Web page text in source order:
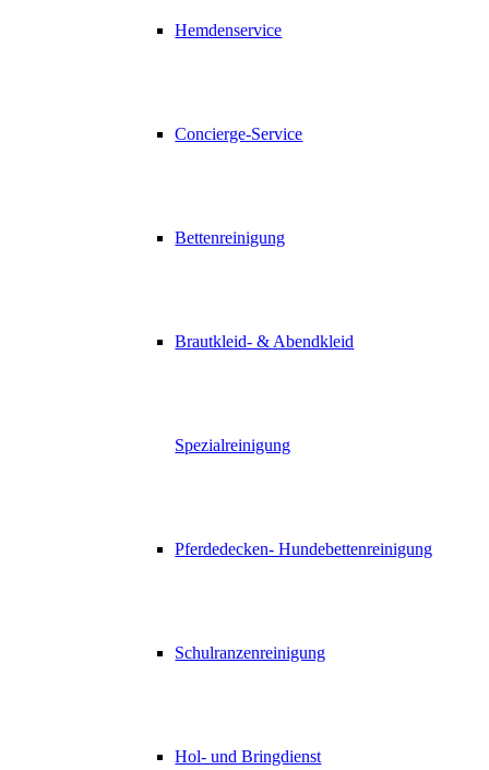
Hemdenservice
Concierge-Service
Bettenreinigung
Brautkleid- & Abendkleid
Spezialreinigung
Pferdedecken- Hundebettenreinigung
Schulranzenreinigung
Hol- und Bringdienst